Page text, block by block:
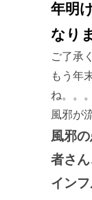
年明
なり
ご了承
もう年
ね。。。
風邪が
風邪
者さん
イン